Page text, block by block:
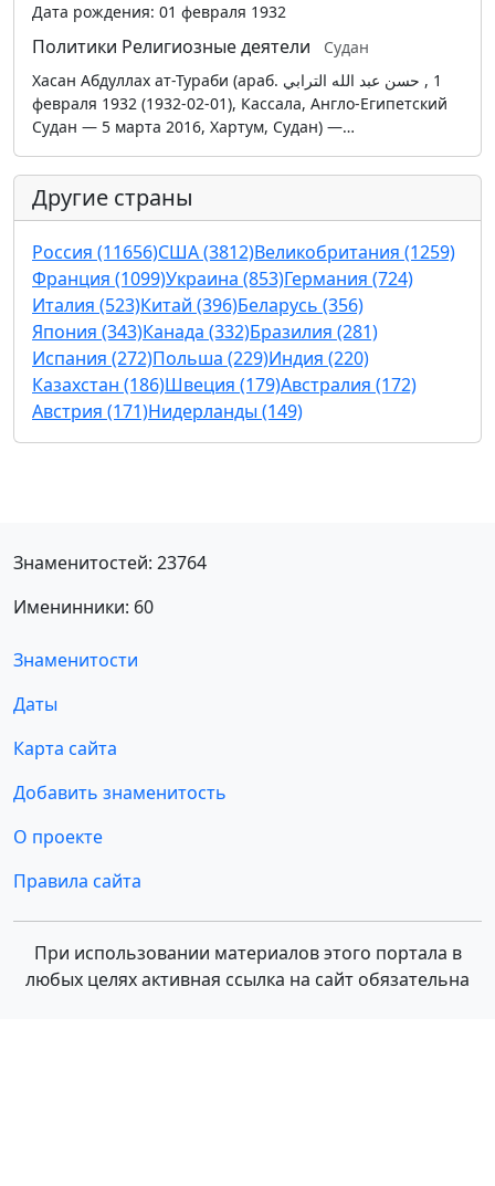
Дата рождения: 01 февраля 1932
Политики Религиозные деятели
Судан
Хасан Абдуллах ат-Тураби (араб. حسن عبد الله الترابي‎ , 1
февраля 1932 (1932-02-01), Кассала, Англо-Египетский
Судан — 5 марта 2016, Хартум, Судан) —…
Другие страны
Россия (11656)США (3812)Великобритания (1259)
Франция (1099)Украина (853)Германия (724)
Италия (523)Китай (396)Беларусь (356)
Япония (343)Канада (332)Бразилия (281)
Испания (272)Польша (229)Индия (220)
Казахстан (186)Швеция (179)Австралия (172)
Австрия (171)Нидерланды (149)
Знаменитостей: 23764
Именинники: 60
Знаменитости
Даты
Карта сайта
Добавить знаменитость
О проекте
Правила сайта
При использовании материалов этого портала в
любых целях активная ссылка на сайт обязательна